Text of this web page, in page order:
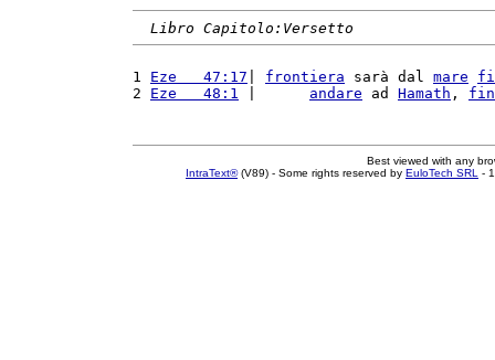
Libro Capitolo:Versetto
1 Eze   47:17 frontiera sarà dal mare
2 Eze   48:1 andare ad Hamath ,
Best viewed with any
IntraText®(V89) - Some rights reserved by EuloTech SRL -